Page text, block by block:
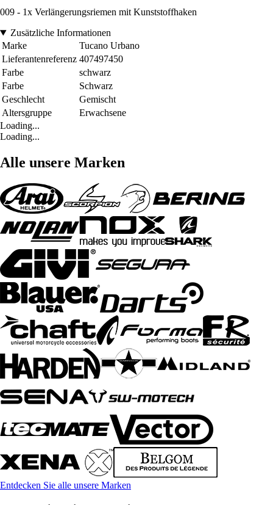
009 - 1x Verlängerungsriemen mit Kunststoffhaken
Zusätzliche Informationen
Marke
Tucano Urbano
Lieferantenreferenz 407497450
Farbe
schwarz
Farbe
Schwarz
Geschlecht
Gemischt
Altersgruppe
Erwachsene
Loading...
Loading...
Alle unsere Marken
Entdecken Sie alle unsere Marken